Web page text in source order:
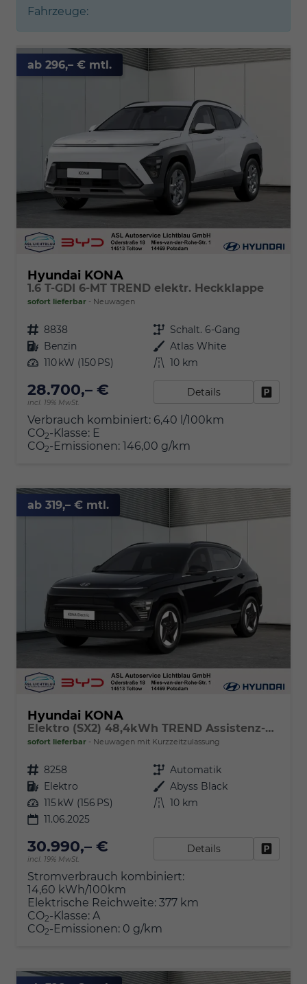
Fahrzeuge:
ab 296,– € mtl.
Hyundai KONA
1.6 T-GDI 6-MT TREND elektr. Heckklappe
sofort lieferbar Neuwagen
Fahrzeugnr. 8838 Getriebe Schalt. 6-Gang
Kraftstoff Benzin Außenfarbe Atlas White
Leistung 110 kW (150 PS) Kilometerstand 10 km
28.700,– €
incl. 19% MwSt.
Details
Verbrauch kombiniert: 6,40 l/100km
CO2-Klasse: E
CO2-Emissionen: 146,00 g/km
ab 319,– € mtl.
Hyundai KONA
Elektro (SX2) 48,4kWh TREND Assistenz-Paket, BOSE, V2L-Paket & el. Heckklappe
sofort lieferbar Neuwagen mit Kurzzeitzulassung
Fahrzeugnr. 8258 Getriebe Automatik
Kraftstoff Elektro Außenfarbe Abyss Black
Leistung 115 kW (156 PS) Kilometerstand 10 km
11.06.2025
30.990,– €
incl. 19% MwSt.
Details
Stromverbrauch kombiniert:
14,60 kWh/100km
Elektrische Reichweite: 377 km
CO2-Klasse: A
CO2-Emissionen: 0 g/km